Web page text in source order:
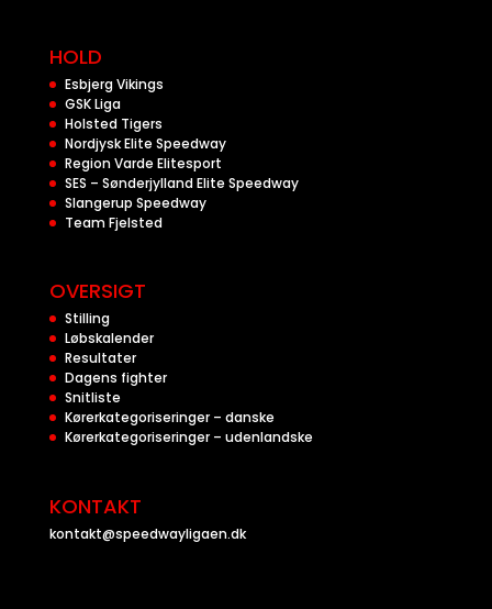
HOLD
Esbjerg Vikings
GSK Liga
Holsted Tigers
Nordjysk Elite Speedway
Region Varde Elitesport
SES – Sønderjylland Elite Speedway
Slangerup Speedway
Team Fjelsted
OVERSIGT
Stilling
Løbskalender
Resultater
Dagens fighter
Snitliste
Kørerkategoriseringer – danske
Kørerkategoriseringer – udenlandske
KONTAKT
kontakt@speedwayligaen.dk